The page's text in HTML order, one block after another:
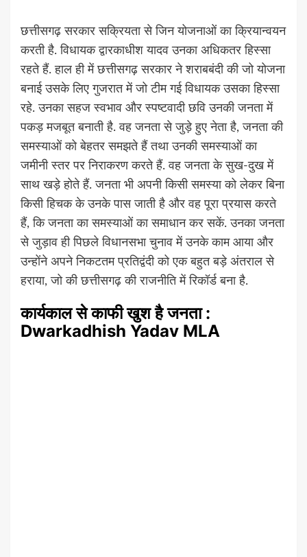
छत्तीसगढ़ सरकार सक्रियता से जिन योजनाओं का क्रियान्वयन
करती है. विधायक द्वारकाधीश यादव उनका अधिकतर हिस्सा
रहते हैं. हाल ही में छत्तीसगढ़ सरकार ने शराबबंदी की जो योजना
बनाई उसके लिए गुजरात में जो टीम गई विधायक उसका हिस्सा
रहे. उनका सहज स्वभाव और स्पष्टवादी छवि उनकी जनता में
पकड़ मजबूत बनाती है. वह जनता से जुड़े हुए नेता है, जनता की
समस्याओं को बेहतर समझते हैं तथा उनकी समस्याओं का
जमीनी स्तर पर निराकरण करते हैं. वह जनता के सुख-दुख में
साथ खड़े होते हैं. जनता भी अपनी किसी समस्या को लेकर बिना
किसी हिचक के उनके पास जाती है और वह पूरा प्रयास करते
हैं, कि जनता का समस्याओं का समाधान कर सकें. उनका जनता
से जुड़ाव ही पिछले विधानसभा चुनाव में उनके काम आया और
उन्होंने अपने निकटतम प्रतिद्वंदी को एक बहुत बड़े अंतराल से
हराया, जो की छत्तीसगढ़ की राजनीति में रिकॉर्ड बना है.
कार्यकाल से काफी खुश है जनता :
Dwarkadhish Yadav MLA